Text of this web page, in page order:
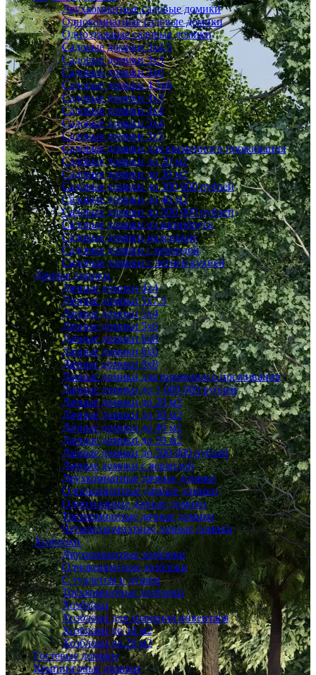
Двухкомнатные садовые домики
Однокомнатные садовые домики
Одноэтажные садовые домики
Садовые домики 3x4.5
Садовые домики 3х3
Садовые домики 3х6
Садовые домики 4.5x6
Садовые домики 4x3
Садовые домики 4x4
Садовые домики 5х4
Садовые домики 5х5
Садовые домики для временного проживания
Садовые домики до 20 м2
Садовые домики до 30 м2
Садовые домики до 300 000 рублей
Садовые домики до 40 м2
Садовые домики до 500 000 рублей
Садовые домики из минибруса
Садовые домики маленькие
Садовые домики с верандой
Садовые домики с летней кухней
Дачные домики
Дачные домики 4х4
Дачные домики 5x7.5
Дачные домики 5х4
Дачные домики 5х6
Дачные домики 6x8
Дачные домики 6х6
Дачные домики 9x8
Дачные домики для временного проживания
Дачные домики до 1 000 000 рублей
Дачные домики до 20 м2
Дачные домики до 30 м2
Дачные домики до 40 м2
Дачные домики до 50 м2
Дачные домики до 500 000 рублей
Дачные домики с верандой
Двухкомнатные дачные домики
Однокомнатные дачные домики
Одноэтажные дачные домики
Трехкомнатные дачные домики
Четырехкомнатные дачные домики
Хозблоки
Двухкомнатные хозблоки
Однокомнатные хозблоки
С туалетом и душем
Трехкомнатные хозблоки
Хозблоки
Хозблоки для хранения инвентаря
Хозблоки до 10 м2
Хозблоки до 20 м2
Гостевые домики
Кемпинговые домики